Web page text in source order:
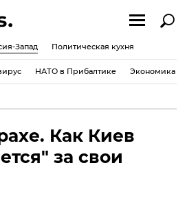
Запад Политическая кухня
НАТО в Прибалтике Экономика
Как Киев
за свои